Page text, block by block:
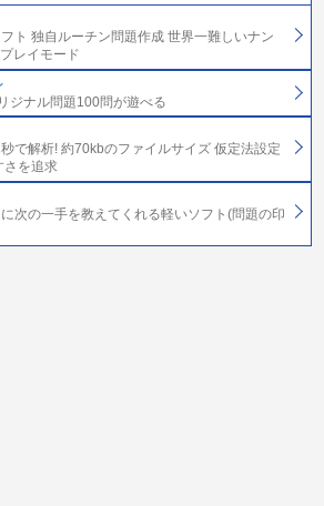
ト 独自ルーチン問題作成 世界一難しいナン
レイモード
ジナル問題100問が遊べる
で解析! 約70kbのファイルサイズ 仮定法設定
さを追求
次の一手を教えてくれる軽いソフト(問題の印